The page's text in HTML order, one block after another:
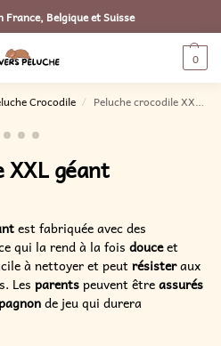
Belgique et Suisse
0
Crocodile / Peluche crocodile XXL géant
XXL géant
est fabriquée avec des
qui la rend à la fois douceet
à nettoyer et peutrésisteraux
Les parentspeuvent êtreassurés
de jeu qui durera